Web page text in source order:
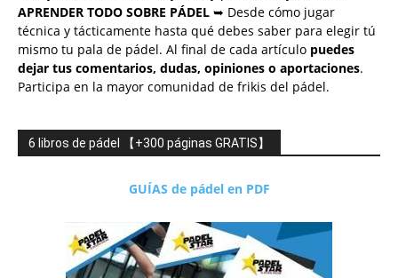
APRENDER TODO SOBRE PÁDEL ➥ Desde cómo jugar
técnica y tácticamente hasta qué debes saber para elegir tú
mismo tu pala de pádel. Al final de cada artículo puedes
dejar tus comentarios, dudas, opiniones o aportaciones.
Participa en la mayor comunidad de frikis del pádel.
6 libros de pádel 【+300 páginas GRATIS】
GUÍAS de pádel en PDF